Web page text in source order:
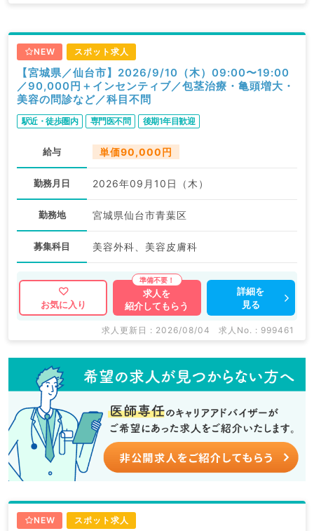
NEW スポット求人
【宮城県／仙台市】2026/9/10（木）09:00〜19:00
／90,000円＋インセンティブ／包茎治療・亀頭増大・
美容の問診など／科目不問
駅近・徒歩圏内 専門医不問 後期1年目歓迎
給与 単価90,000円
勤務月日 2026年09月10日（木）
勤務地 宮城県仙台市青葉区
募集科目 美容外科、美容皮膚科
お気に入り
求人を
紹介してもらう
詳細を
見る
求人更新日 : 2026/08/04 求人No. : 999461
NEW スポット求人